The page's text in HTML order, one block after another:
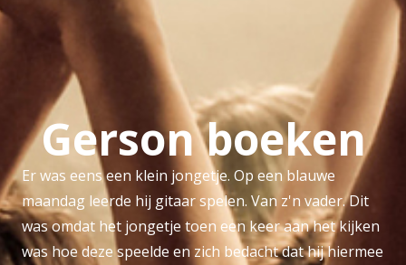
Gerson boeken
Er was eens een klein jongetje. Op een blauwe
maandag leerde hij gitaar spelen. Van z'n vader. Dit
was omdat het jongetje toen een keer aan het kijken
was hoe deze speelde en zich bedacht dat hij hiermee